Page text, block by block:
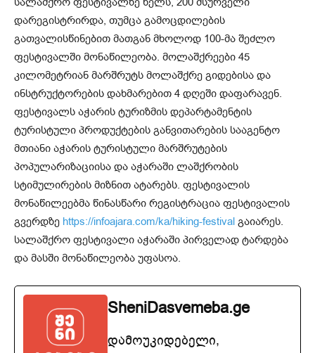
დარეგისტრირდა, თუმცა გამოცდილების
გათვალისწინებით მათგან მხოლოდ 100-მა შეძლო
ფესტივალში მონაწილეობა. მოლაშქრეები 45
კილომეტრიან მარშრუტს მოლაშქრე გიდებისა და
ინსტრუქტორების დახმარებით 4 დღეში დაფარავენ.
ფესტივალს აჭარის ტურიზმის დეპარტამენტის
ტურისტული პროდუქტების განვითარების სააგენტო
მთიანი აჭარის ტურისტული მარშრუტების
პოპულარიზაციისა და აჭარაში ლაშქრობის
სტიმულირების მიზნით ატარებს. ფესტივალის
მონაწილეებმა წინასწარი რეგისტრაცია ფესტივალის
გვერდზე https://infoajara.com/ka/hiking-festival გაიარეს.
სალაშქრო ფესტივალი აჭარაში პირველად ტარდება
და მასში მონაწილეობა უფასოა.
SheniDasvemeba.ge
დამოუკიდებელი,